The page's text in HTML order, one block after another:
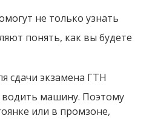
не только узнать
понять, как вы будете
сдачи экзамена ГТН
водить машину. Поэтому
или в промзоне,